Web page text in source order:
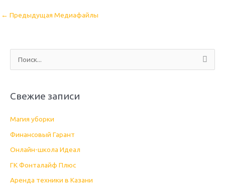
← Предыдущая Медиафайлы
с
к
Свежие записи
Магия уборки
Финансовый Гарант
Онлайн-школа Идеал
ГК Фонталайф Плюс
Аренда техники в Казани